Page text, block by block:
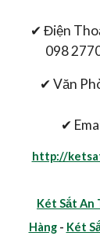
✔ Điện
098
✔ Văn
✔
http://
Két Sắt An
Hàng- Két